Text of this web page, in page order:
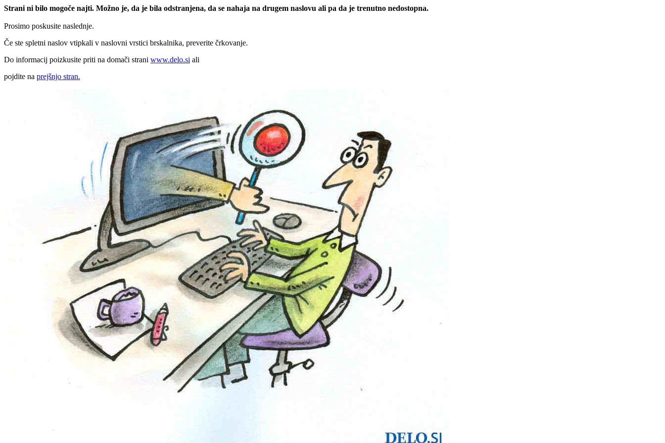
Strani ni bilo mogoče najti. Možno je, da je bila odstranjena, da se nahaja na drugem naslovu ali pa da je trenutno nedostopna.
Prosimo poskusite naslednje.
Če ste spletni naslov vtipkali v naslovni vrstici brskalnika, preverite črkovanje.
Do informacij poizkusite priti na domači strani www.delo.si ali
pojdite na prejšnjo stran.